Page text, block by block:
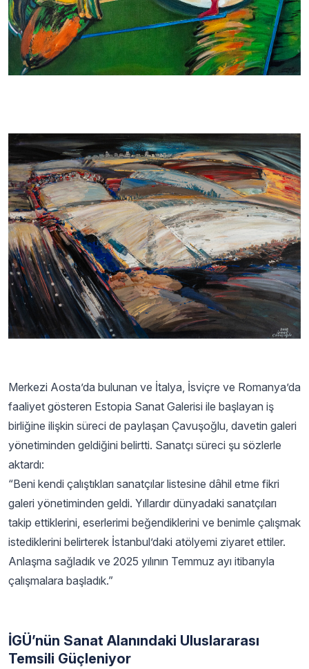
Merkezi Aosta’da bulunan ve İtalya, İsviçre ve Romanya’da
faaliyet gösteren Estopia Sanat Galerisi ile başlayan iş
birliğine ilişkin süreci de paylaşan Çavuşoğlu, davetin galeri
yönetiminden geldiğini belirtti. Sanatçı süreci şu sözlerle
aktardı:
“Beni kendi çalıştıkları sanatçılar listesine dâhil etme fikri
galeri yönetiminden geldi. Yıllardır dünyadaki sanatçıları
takip ettiklerini, eserlerimi beğendiklerini ve benimle çalışmak
istediklerini belirterek İstanbul’daki atölyemi ziyaret ettiler.
Anlaşma sağladık ve 2025 yılının Temmuz ayı itibarıyla
çalışmalara başladık.”
İGÜ’nün Sanat Alanındaki Uluslararası
Temsili Güçleniyor